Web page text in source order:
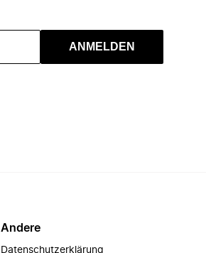
ANMELDEN
Andere
Datenschutzerklärung